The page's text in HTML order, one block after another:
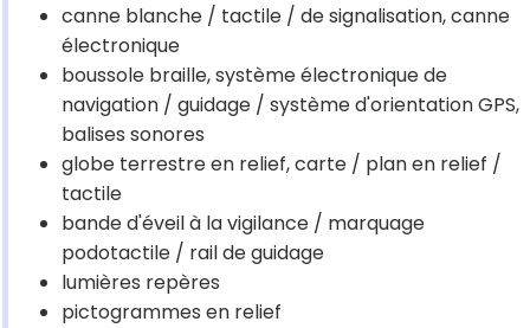
canne blanche / tactile / de signalisation, canne
électronique
boussole braille, système électronique de
navigation / guidage / système d'orientation GPS,
balises sonores
globe terrestre en relief, carte / plan en relief /
tactile
bande d'éveil à la vigilance / marquage
podotactile / rail de guidage
lumières repères
pictogrammes en relief